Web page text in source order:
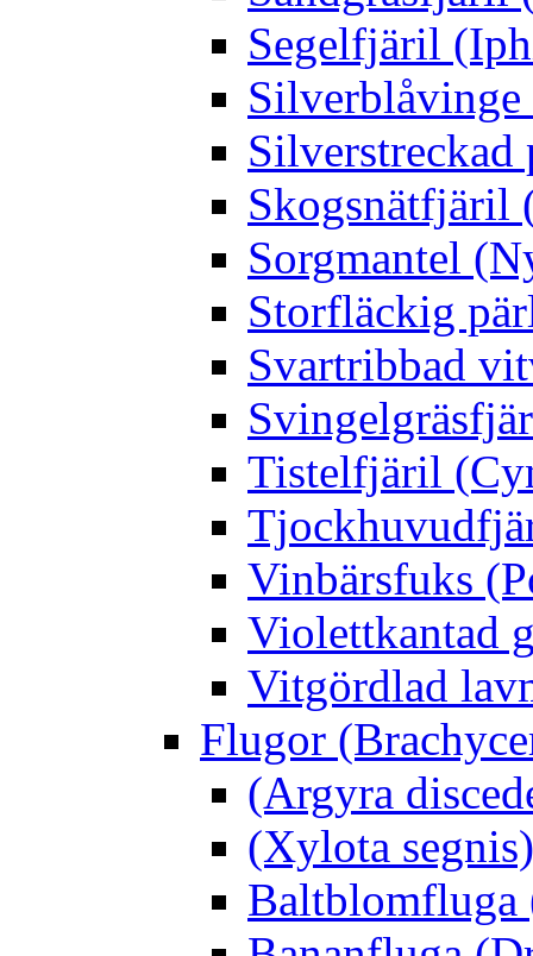
Segelfjäril
Silverblåvinge
Skogsnätfjäril
Sorgmantel
Storfläckig
Svartribbad
Tistelfjäril
Vinbärsfuks
Violettkantad
Vitgördlad
Flugor
(Argyra
(Xylota segnis)
Baltblomfluga